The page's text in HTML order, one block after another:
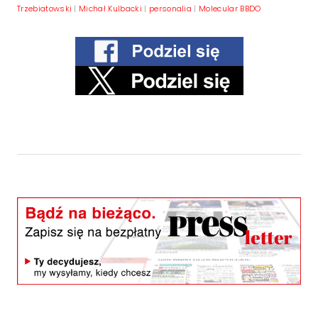
Trzebiatowski | Michał Kulbacki | personalia | Molecular BBDO